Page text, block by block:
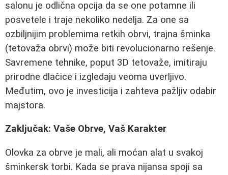
salonu je odlična opcija da se one potamne ili
posvetele i traje nekoliko nedelja. Za one sa
ozbiljnijim problemima retkih obrvi, trajna šminka
(tetovaža obrvi) može biti revolucionarno rešenje.
Savremene tehnike, poput 3D tetovaže, imitiraju
prirodne dlačice i izgledaju veoma uverljivo.
Međutim, ovo je investicija i zahteva pažljiv odabir
majstora.
Zaključak: Vaše Obrve, Vaš Karakter
Olovka za obrve je mali, ali moćan alat u svakoj
šminkersk torbi. Kada se prava nijansa spoji sa